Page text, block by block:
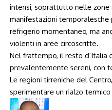
intensi, soprattutto nelle zone
manifestazioni
refrigerio momentaneo, ma
violenti in aree circoscritte.
Nel frattempo, il resto d’Italia
prevalentemente sereni, con
Le regioni tirreniche del
sperimentare un rialzo